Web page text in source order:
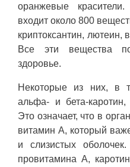
оранжевые
входит около 800
криптоксантин, лютеин,
Все эти вещества
здоровье.
Некоторые из них, в
альфа- и бета-
Это означает, что в
витамин А, который
и слизистых
провитамина А,